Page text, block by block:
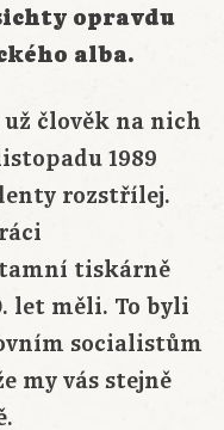
opravdu
alba.
člověk na nich
1989
rozstřílej.
tiskárně
let měli. To byli
socialistům
my vás stejně